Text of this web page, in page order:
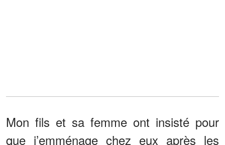
Mon fils et sa femme ont insisté pour
que j’emménage chez eux après les